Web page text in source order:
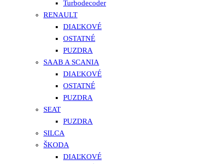
Turbodecoder
RENAULT
DIAĽKOVÉ
OSTATNÉ
PUZDRA
SAAB A SCANIA
DIAĽKOVÉ
OSTATNÉ
PUZDRA
SEAT
PUZDRA
SILCA
ŠKODA
DIAĽKOVÉ